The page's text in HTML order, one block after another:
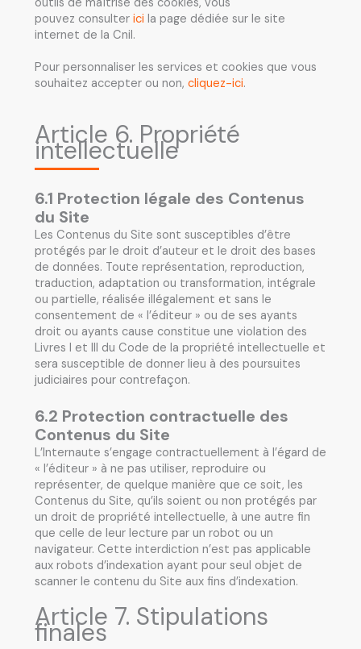
pouvez consulter ici la page dédiée sur le site
internet de la Cnil.
Pour personnaliser les services et cookies que vous
souhaitez accepter ou non, cliquez-ici.
Article 6. Propriété
intellectuelle
6.1 Protection légale des Contenus
du Site
Les Contenus du Site sont susceptibles d’être
protégés par le droit d’auteur et le droit des bases
de données. Toute représentation, reproduction,
traduction, adaptation ou transformation, intégrale
ou partielle, réalisée illégalement et sans le
consentement de « l’éditeur » ou de ses ayants
droit ou ayants cause constitue une violation des
Livres I et III du Code de la propriété intellectuelle et
sera susceptible de donner lieu à des poursuites
judiciaires pour contrefaçon.
6.2 Protection contractuelle des
Contenus du Site
L’Internaute s’engage contractuellement à l’égard de
« l’éditeur » à ne pas utiliser, reproduire ou
représenter, de quelque manière que ce soit, les
Contenus du Site, qu’ils soient ou non protégés par
un droit de propriété intellectuelle, à une autre fin
que celle de leur lecture par un robot ou un
navigateur. Cette interdiction n’est pas applicable
aux robots d’indexation ayant pour seul objet de
scanner le contenu du Site aux fins d’indexation.
Article 7. Stipulations
finales